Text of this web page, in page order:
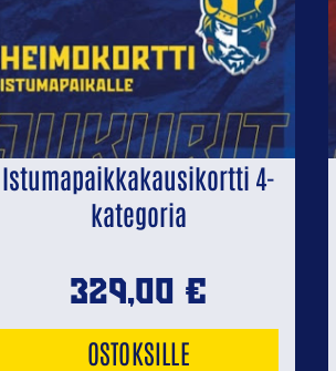
Istumapaikkakausikortti 4-
kategoria
329,00 €
OSTOKSILLE